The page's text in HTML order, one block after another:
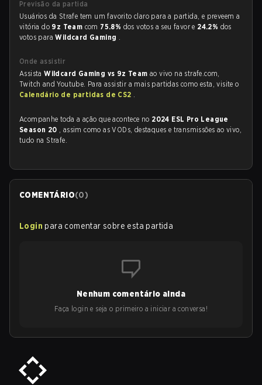
Previsão da partida
Usuários da Strafe tem um favorito claro para a partida, e preveem a
vitória do 9z Team com 75.8% dos votos a seu favor e 24.2% dos
votos paraWildcard Gaming .
Onde assistir
AssistaWildcard Gaming vs 9z Teamao vivo na strafe.com,
Twitch and Youtube. Para assistir a mais partidas como esta, visite o
Calendário de partidas de CS2 .
Acompanhe toda a ação que acontece no 2024 ESL Pro League
Season 20 , assim como as VODs, destaques e transmissões ao vivo,
tudo na Strafe.
COMENTÁRIO(0)
Login para comentar sobre esta partida
Nenhum comentário ainda
Faça login e seja o primeiro a iniciar a conversa!